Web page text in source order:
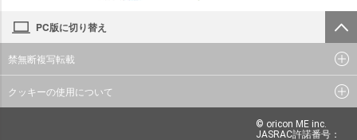
PC版に切り替え
禁無断複写転載
クッキーの使用について
© oricon ME inc.
JASRAC許諾番号：